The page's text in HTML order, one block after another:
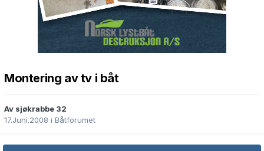
Montering av tv i båt
Av sjøkrabbe 32
17.Juni.2008 i Båtforumet